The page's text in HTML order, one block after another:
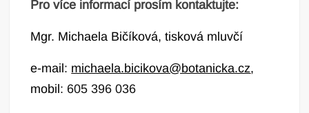
Pro více informací prosím kontaktujte:
Mgr. Michaela Bičíková, tisková mluvčí
e-mail: michaela.bicikova@botanicka.cz,
mobil: 605 396 036